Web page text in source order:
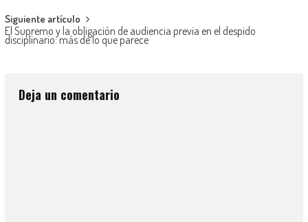
Siguiente artículo
El Supremo y la obligación de audiencia previa en el despido
disciplinario: más de lo que parece
Deja un comentario